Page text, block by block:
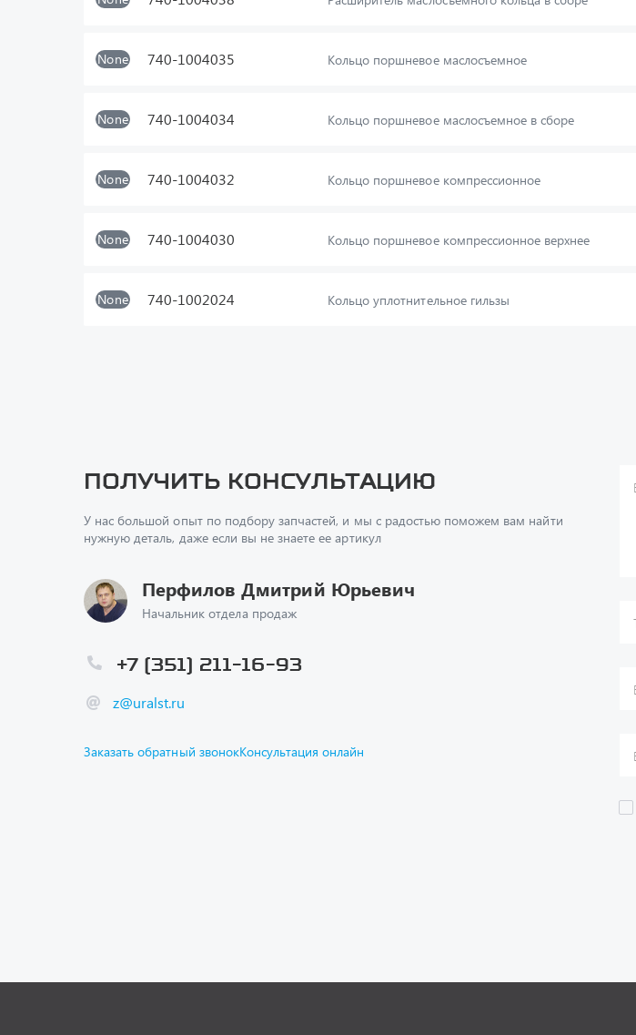
None 740-1004035 Кольцо поршневое маслосъемное
None 740-1004034 Кольцо поршневое маслосъемное в сборе
None 740-1004032 Кольцо поршневое компрессионное
None 740-1004030 Кольцо поршневое компрессионное верхнее
None 740-1002024 Кольцо уплотнительное гильзы
Получить консультацию
У нас большой опыт по подбору запчастей, и мы с радостью поможем вам найти
нужную деталь, даже если вы не знаете ее артикул
Перфилов Дмитрий Юрьевич
Начальник отдела продаж
z@uralst.ru
+7 (351) 211-16-93
Заказать обратный звонокКонсультация онлайн
Спецпредложения